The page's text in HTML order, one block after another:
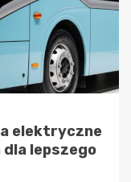
elektryczne
lepszego